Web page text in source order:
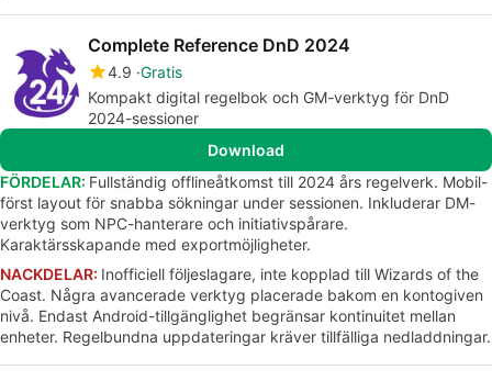
Complete Reference DnD 2024
4.9 Gratis
Kompakt digital regelbok och GM-verktyg för DnD
2024-sessioner
Download
FÖRDELAR: Fullständig offlineåtkomst till 2024 års regelverk. Mobil-
först layout för snabba sökningar under sessionen. Inkluderar DM-
verktyg som NPC-hanterare och initiativspårare.
Karaktärsskapande med exportmöjligheter.
NACKDELAR: Inofficiell följeslagare, inte kopplad till Wizards of the
Coast. Några avancerade verktyg placerade bakom en kontogiven
nivå. Endast Android-tillgänglighet begränsar kontinuitet mellan
enheter. Regelbundna uppdateringar kräver tillfälliga nedladdningar.